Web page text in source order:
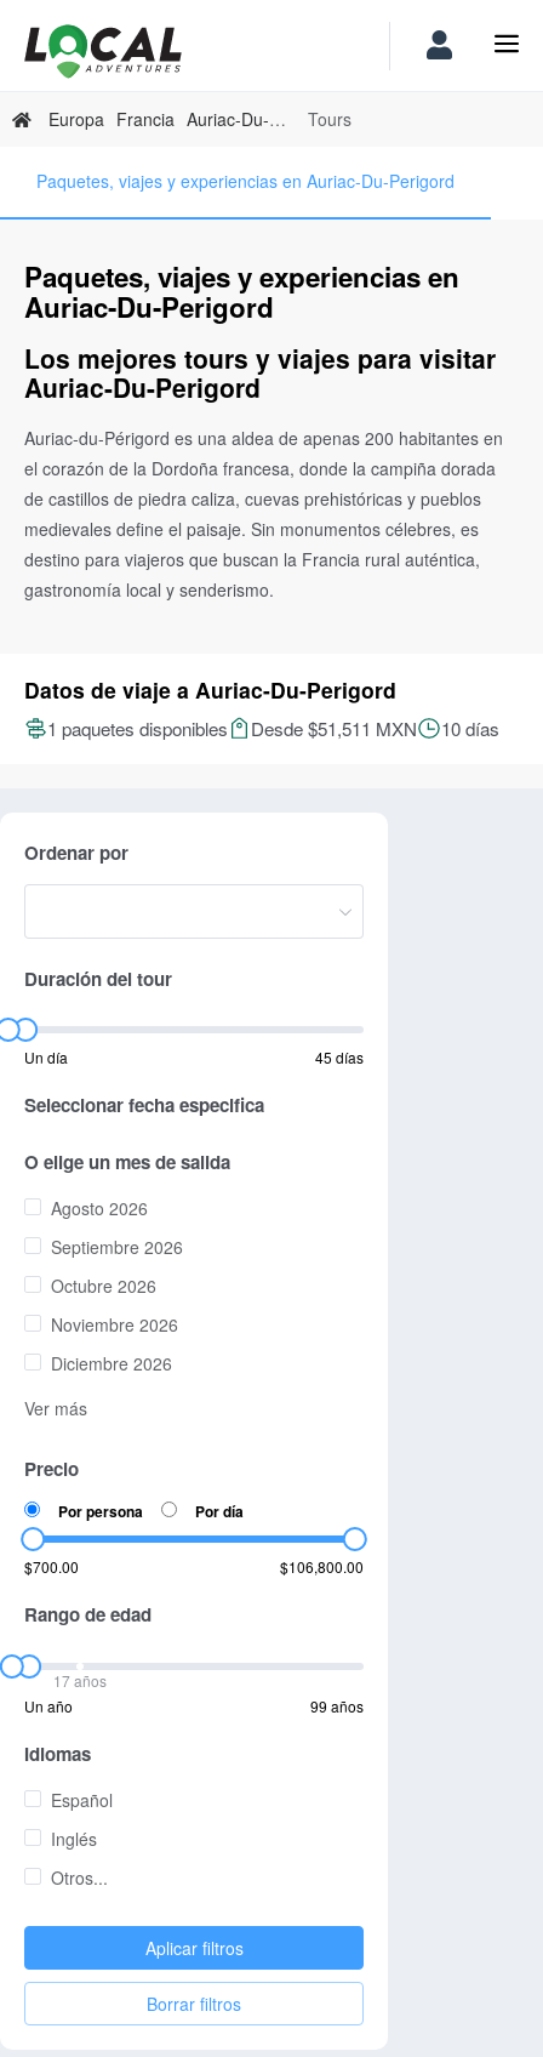
Europa Francia Auriac-Du-Perigord Tours
Paquetes, viajes y experiencias en Auriac-Du-Perigord
Paquetes, viajes y experiencias en
Auriac-Du-Perigord
Los mejores tours y viajes para visitar
Auriac-Du-Perigord
Auriac-du-Périgord es una aldea de apenas 200 habitantes en
el corazón de la Dordoña francesa, donde la campiña dorada
de castillos de piedra caliza, cuevas prehistóricas y pueblos
medievales define el paisaje. Sin monumentos célebres, es
destino para viajeros que buscan la Francia rural auténtica,
gastronomía local y senderismo.
Datos de viaje a Auriac-Du-Perigord
1 paquetes disponibles Desde $51,511 MXN 10 días
Ordenar por
Duración del tour
Un día 45 días
Seleccionar fecha especifica
O elige un mes de salida
Agosto 2026
Septiembre 2026
Octubre 2026
Noviembre 2026
Diciembre 2026
Ver más
Precio
Por persona Por día
$700.00 $106,800.00
Rango de edad
17 años
Un año
99 años
Idiomas
Español
Inglés
Otros...
Aplicar filtros
Borrar filtros